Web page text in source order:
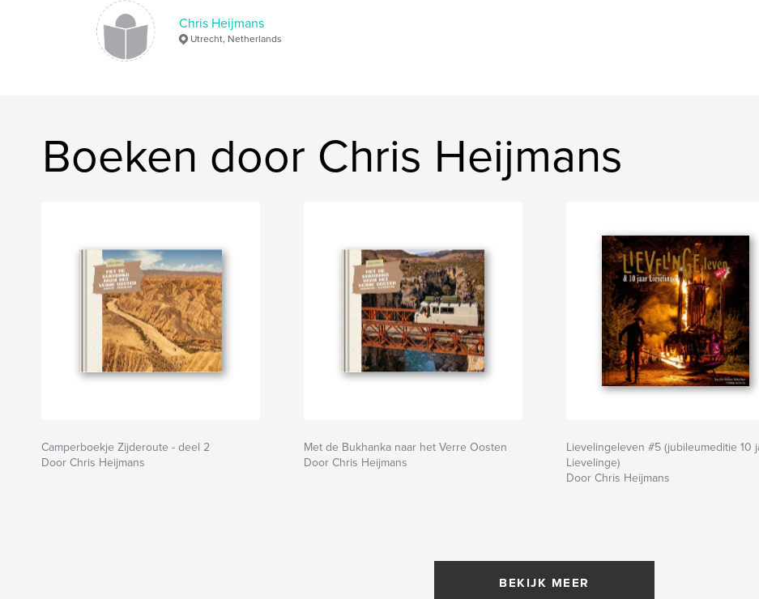
Chris Heijmans
Utrecht, Netherlands
Boeken door Chris Heijmans
Camperboekje Zijderoute - deel 2
Door Chris Heijmans
Met de Bukhanka naar het Verre Oosten
Door Chris Heijmans
Lievelingeleven #5 (jubileumeditie 10
Lievelinge)
Door Chris Heijmans
BEKIJK MEER